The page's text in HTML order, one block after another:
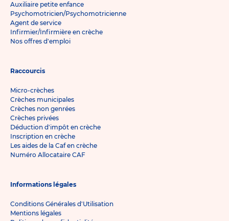
Auxiliaire petite enfance
Psychomotricien/Psychomotricienne
Agent de service
Infirmier/Infirmière en crèche
Nos offres d'emploi
Raccourcis
Micro-crèches
Crèches municipales
Crèches non genrées
Crèches privées
Déduction d'impôt en crèche
Inscription en crèche
Les aides de la Caf en crèche
Numéro Allocataire CAF
Informations légales
Conditions Générales d'Utilisation
Mentions légales